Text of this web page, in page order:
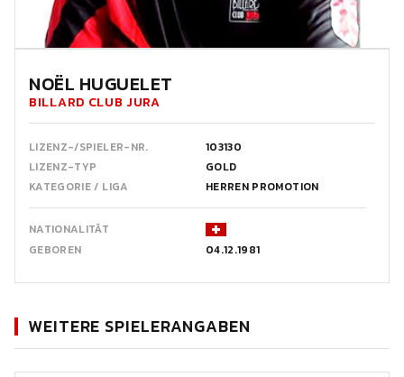
NOËL HUGUELET
BILLARD CLUB JURA
LIZENZ-/SPIELER-NR.
103130
LIZENZ-TYP
GOLD
KATEGORIE / LIGA
HERREN PROMOTION
NATIONALITÄT
GEBOREN
04.12.1981
WEITERE SPIELERANGABEN